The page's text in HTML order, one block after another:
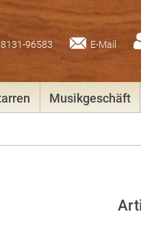
96583 E-Mail
Musikgeschäft